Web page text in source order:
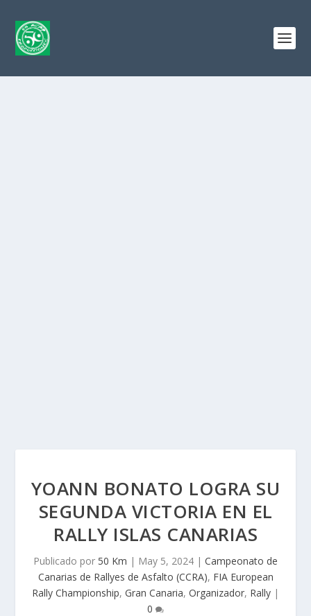
YOANN BONATO LOGRA SU
SEGUNDA VICTORIA EN EL
RALLY ISLAS CANARIAS
Publicado por 50 Km | May 5, 2024 | Campeonato de
Canarias de Rallyes de Asfalto (CCRA), FIA European
Rally Championship, Gran Canaria, Organizador, Rally |
0